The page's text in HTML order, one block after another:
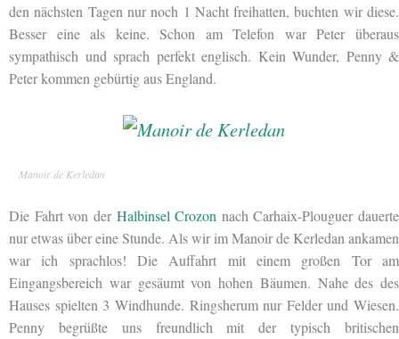
den nächsten Tagen nur noch 1 Nacht freihatten, buchten wir diese.
Besser eine als keine. Schon am Telefon war Peter überaus
sympathisch und sprach perfekt englisch. Kein Wunder, Penny &
Peter kommen gebürtig aus England.
Manoir de Kerledan
Die Fahrt von der Halbinsel Crozon nach Carhaix-Plouguer dauerte
nur etwas über eine Stunde. Als wir im Manoir de Kerledan ankamen
war ich sprachlos! Die Auffahrt mit einem großen Tor am
Eingangsbereich war gesäumt von hohen Bäumen. Nahe des des
Hauses spielten 3 Windhunde. Ringsherum nur Felder und Wiesen.
Penny begrüßte uns freundlich mit der typisch britischen